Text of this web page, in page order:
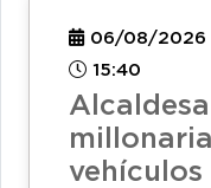
06/08/2026
15:40
vehículos